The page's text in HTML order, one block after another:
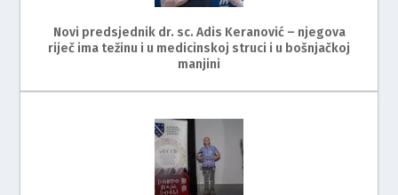
Novi predsjednik dr. sc. Adis Keranović – njegova
riječ ima težinu i u medicinskoj struci i u bošnjačkoj
manjini